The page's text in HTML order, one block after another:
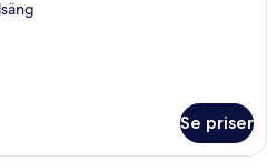
Se priser